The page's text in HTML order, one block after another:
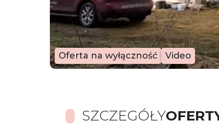
Oferta na wyłączność Video
SZCZEGÓŁY